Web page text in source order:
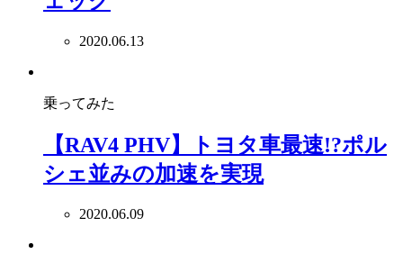
2020.06.13
乗ってみた
【RAV4 PHV】トヨタ車最速!?ポル
シェ並みの加速を実現
2020.06.09